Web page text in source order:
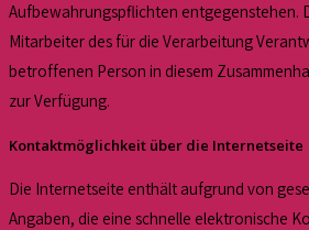
Aufbewahrungspflichten entgegenstehen.
Mitarbeiter des für die Verarbeitung
betroffenen Person in diesem
zur Verfügung.
Kontaktmöglichkeit über die Internetseite
Die Internetseite enthält aufgrund von
Angaben, die eine schnelle elektronische